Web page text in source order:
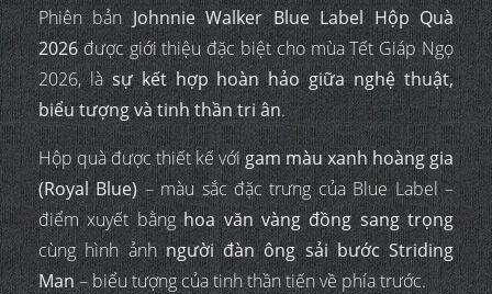
Phiên bảnJohnnie Walker Blue Label Hộp Quà
2026được giới thiệu đặc biệt cho mùa Tết Giáp Ngọ
2026, làsự kết hợp hoàn hảo giữa nghệ thuật,
biểu tượng và tinh thần tri ân.
Hộp quà được thiết kế vớigam màu xanh hoàng gia
(Royal Blue)– màu sắc đặc trưng của Blue Label –
điểm xuyết bằnghoa văn vàng đồng sang trọng
cùng hình ảnhngười đàn ông sải bước Striding
Man– biểu tượng của tinh thần tiến về phía trước.